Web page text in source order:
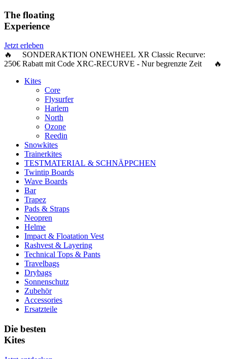
The floating
Experience
Jetzt erleben
🔥 SONDERAKTION ONEWHEEL XR Classic Recurve:
250€ Rabattmit Code XRC-RECURVE - Nur begrenzte Zeit 🔥
Kites
Core
Flysurfer
Harlem
North
Ozone
Reedin
Snowkites
Trainerkites
TESTMATERIAL & SCHNÄPPCHEN
Twintip Boards
Wave Boards
Bar
Trapez
Pads & Straps
Neopren
Helme
Impact & Floatation Vest
Rashvest & Layering
Technical Tops & Pants
Travelbags
Drybags
Sonnenschutz
Zubehör
Accessories
Ersatzteile
Die besten
Kites